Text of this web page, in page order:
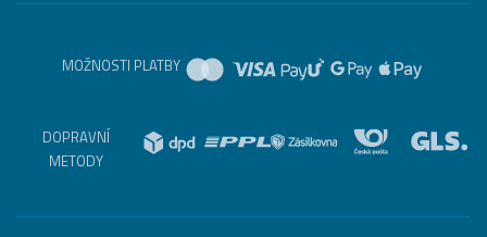
MOŽNOSTI PLATBY
DOPRAVNÍ
METODY